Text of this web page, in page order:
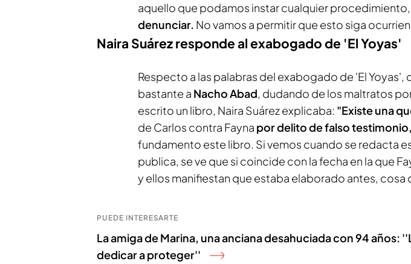
aquello que podamos instar cualquier procedimiento,
denunciar. No vamos a permitir que esto siga
Naira Suárez responde al exabogado de 'El Yoyas'
Respecto a las palabras del exabogado de 'El Yoyas',
bastante a Nacho Abad, dudando de los maltratos
escrito un libro, Naira Suárez explicaba: "Existe una
de Carlos contra Fayna por delito de falso testimonio,
fundamento este libro. Si vemos cuando se redacta
publica, se ve que si coincide con la fecha en la que
y ellos manifiestan que estaba elaborado antes, cosa
PUEDE INTERESARTE
La amiga de Marina, una anciana desahuciada con 94 años:
dedicar a proteger''